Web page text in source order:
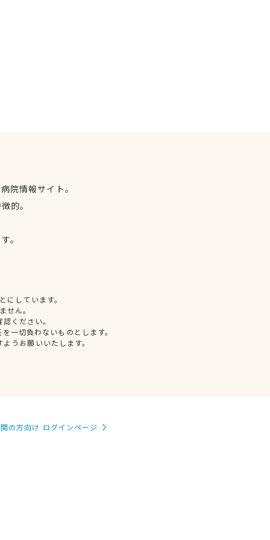
院情報サイト。
的。
。
しています。
せん。
ください。
一切負わないものとします。
うお願いいたします。
の方向け ログインページ